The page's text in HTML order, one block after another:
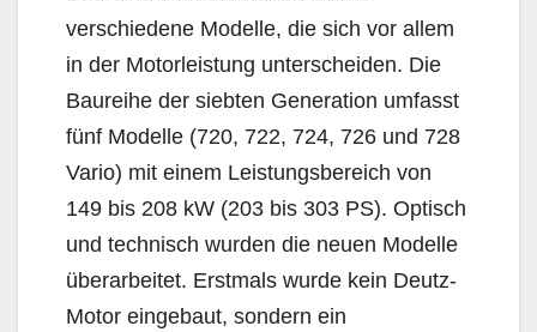
verschiedene Modelle, die sich vor allem
in der Motorleistung unterscheiden. Die
Baureihe der siebten Generation umfasst
fünf Modelle (720, 722, 724, 726 und 728
Vario) mit einem Leistungsbereich von
149 bis 208 kW (203 bis 303 PS). Optisch
und technisch wurden die neuen Modelle
überarbeitet. Erstmals wurde kein Deutz-
Motor eingebaut, sondern ein